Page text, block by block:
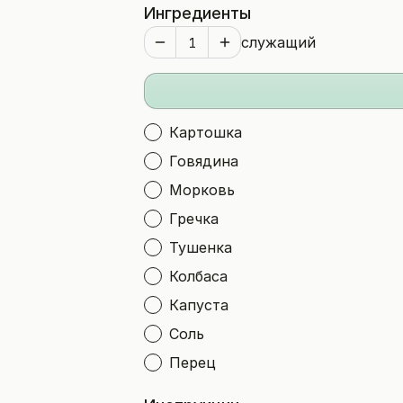
Ингредиенты
служащий
Картошка
Говядина
Морковь
Гречка
Тушенка
Колбаса
Капуста
Соль
Перец